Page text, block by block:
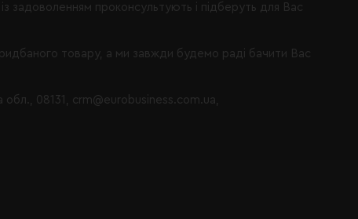
задоволенням проконсультують і підберуть для Вас
товару, а ми завжди будемо раді бачити Вас
обл., 08131, crm@eurobusiness.com.ua,